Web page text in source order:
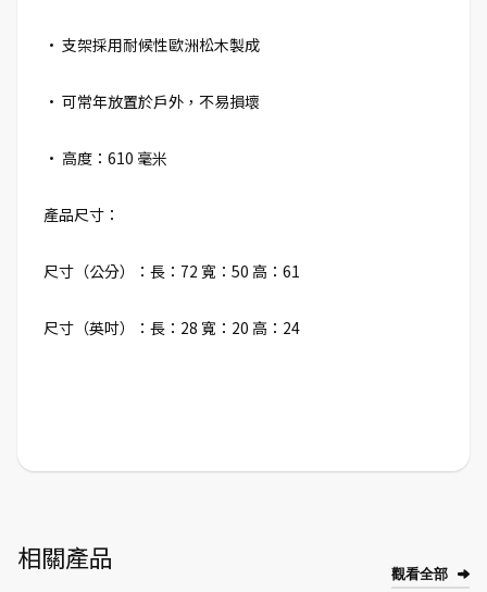
• 支架採用耐候性歐洲松木製成
• 可常年放置於戶外，不易損壞
• 高度：610 毫米
產品尺寸：
尺寸（公分）：長：72 寬：50 高：61
尺寸（英吋）：長：28 寬：20 高：24
相關產品 觀看全部